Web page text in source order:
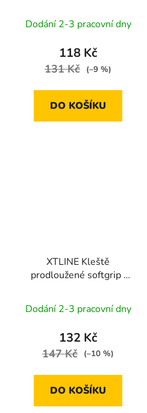
Dodání 2-3 pracovní dny
118 Kč
131 Kč (–9 %)
DO KOŠÍKU
XTLINE Kleště
prodloužené softgrip |
Dodání 2-3 pracovní dny
132 Kč
147 Kč (–10 %)
DO KOŠÍKU